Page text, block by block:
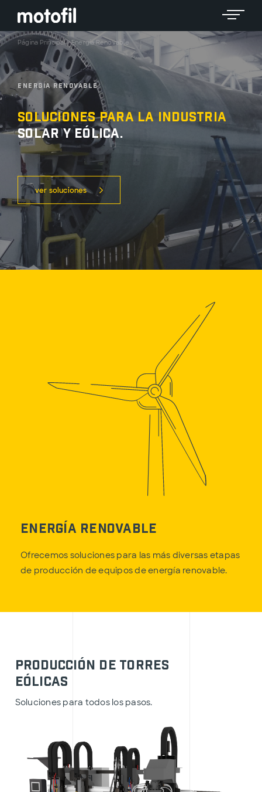
Página Principal/Energía Renovable
Energía Renovable
Soluciones para la industria
solar y eólica.
ver soluciones
Energía Renovable
Ofrecemos soluciones para las más diversas etapas
de producción de equipos de energía renovable.
Producción de torres
eólicas
Soluciones para todos los pasos.